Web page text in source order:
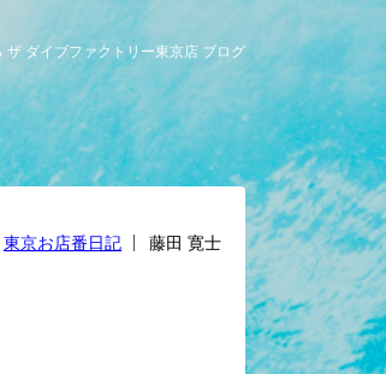
ダイブファクトリー東京店 ブログ
東京お店番日記 藤田 寛士